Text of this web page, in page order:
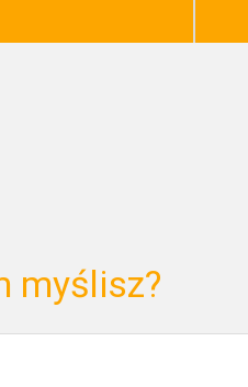
myślisz?